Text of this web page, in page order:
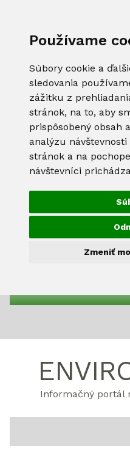
Používame
Súbory cookie a
sledovania
zážitku z
stránok, na to, aby
prispôsobený obsah
analýzu
stránok a na
návštevníci
Zmeniť
Informačný portál